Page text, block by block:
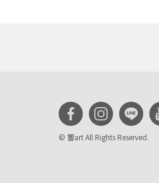
© 響art All Rights Reserved.